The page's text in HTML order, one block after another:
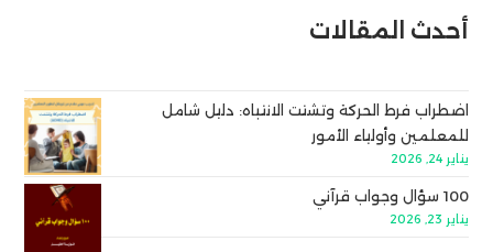
أحدث المقالات
اضطراب فرط الحركة وتشتت الانتباه: دليل شامل
للمعلمين وأولياء الأمور
يناير 24, 2026
100 سؤال وجواب قرآني
يناير 23, 2026